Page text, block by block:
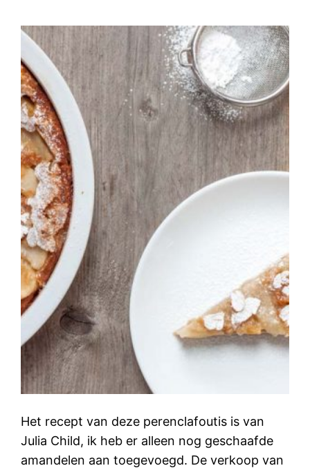
Het recept van deze perenclafoutis is van
Julia Child, ik heb er alleen nog geschaafde
amandelen aan toegevoegd. De verkoop van